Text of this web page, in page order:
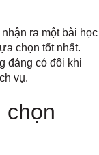
ra một bài học
chọn tốt nhất.
đáng có đôi khi
vụ.
chọn